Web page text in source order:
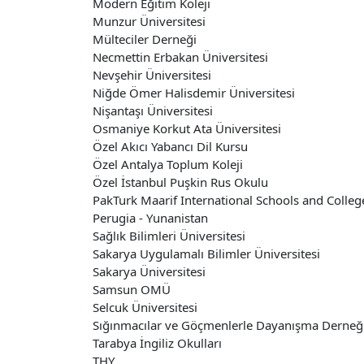
Modern Eğitim Koleji
Munzur Üniversitesi
Mülteciler Derneği
Necmettin Erbakan Üniversitesi
Nevşehir Üniversitesi
Niğde Ömer Halisdemir Üniversitesi
Nişantaşı Üniversitesi
Osmaniye Korkut Ata Üniversitesi
Özel Akıcı Yabancı Dil Kursu
Özel Antalya Toplum Koleji
Özel İstanbul Puşkin Rus Okulu
PakTurk Maarif International Schools and
Perugia - Yunanistan
Sağlık Bilimleri Üniversitesi
Sakarya Uygulamalı Bilimler Üniversitesi
Sakarya Üniversitesi
Samsun OMÜ
Selcuk Üniversitesi
Sığınmacılar ve Göçmenlerle Dayanışma
Tarabya İngiliz Okulları
THY